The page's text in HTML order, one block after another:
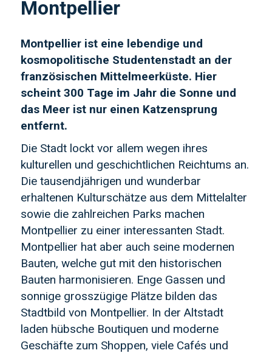
Montpellier
Montpellier ist eine lebendige und
kosmopolitische Studentenstadt an der
französischen Mittelmeerküste. Hier
scheint 300 Tage im Jahr die Sonne und
das Meer ist nur einen Katzensprung
entfernt.
Die Stadt lockt vor allem wegen ihres
kulturellen und geschichtlichen Reichtums an.
Die tausendjährigen und wunderbar
erhaltenen Kulturschätze aus dem Mittelalter
sowie die zahlreichen Parks machen
Montpellier zu einer interessanten Stadt.
Montpellier hat aber auch seine modernen
Bauten, welche gut mit den historischen
Bauten harmonisieren. Enge Gassen und
sonnige grosszügige Plätze bilden das
Stadtbild von Montpellier. In der Altstadt
laden hübsche Boutiquen und moderne
Geschäfte zum Shoppen, viele Cafés und